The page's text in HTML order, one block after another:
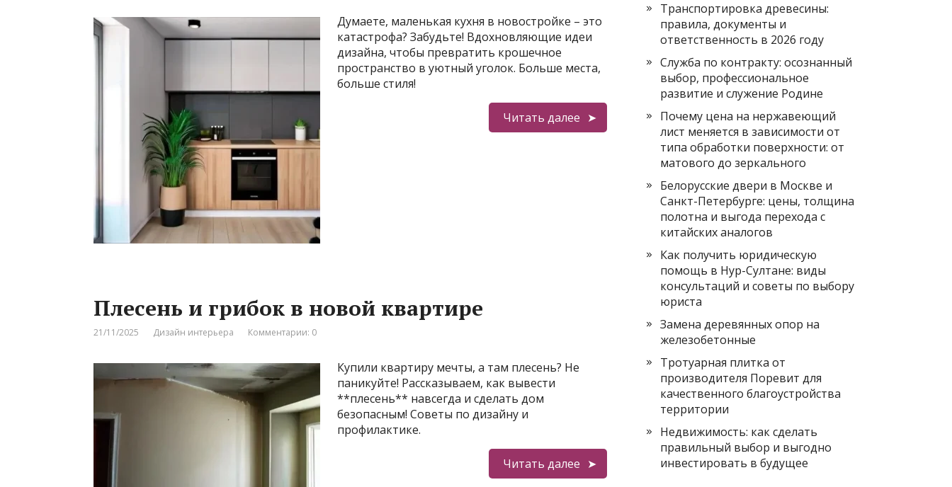
Думаете, маленькая кухня в новостройке – это
катастрофа? Забудьте! Вдохновляющие идеи
дизайна, чтобы превратить крошечное
пространство в уютный уголок. Больше места,
больше стиля!
Читать далее
Плесень и грибок в новой квартире
21/11/2025 Дизайн интерьера Комментарии: 0
Купили квартиру мечты, а там плесень? Не
паникуйте! Рассказываем, как вывести
**плесень** навсегда и сделать дом
безопасным! Советы по дизайну и
профилактике.
Читать далее
Транспортировка древесины:
правила, документы и
ответственность в 2026 году
Служба по контракту: осознанный
выбор, профессиональное
развитие и служение Родине
Почему цена на нержавеющий
лист меняется в зависимости от
типа обработки поверхности: от
матового до зеркального
Белорусские двери в Москве и
Санкт-Петербурге: цены, толщина
полотна и выгода перехода с
китайских аналогов
Как получить юридическую
помощь в Нур-Султане: виды
консультаций и советы по выбору
юриста
Замена деревянных опор на
железобетонные
Тротуарная плитка от
производителя Поревит для
качественного благоустройства
территории
Недвижимость: как сделать
правильный выбор и выгодно
инвестировать в будущее